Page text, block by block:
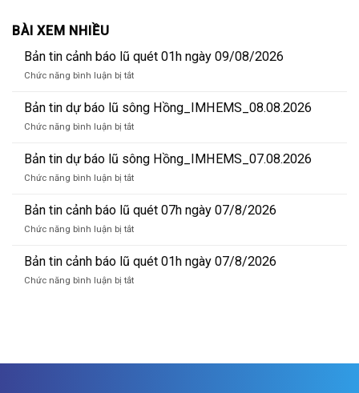
BÀI XEM NHIỀU
Bản tin cảnh báo lũ quét 01h ngày 09/08/2026
Chức năng bình luận bị tắtở
tin
cảnh
báo
quét
01h
09/08/2026
Bản tin dự báo lũ sông Hồng_IMHEMS_08.08.2026
Chức năng bình luận bị tắtở
tin
báo
sông
Hồng_IMHEMS_08.08.2026
Bản tin dự báo lũ sông Hồng_IMHEMS_07.08.2026
Chức năng bình luận bị tắtở
tin
dự
báo
sông
Hồng_IMHEMS_07.08.2026
Bản tin cảnh báo lũ quét 07h ngày 07/8/2026
Chức năng bình luận bị tắtở
tin
cảnh
báo
Bản tin cảnh báo lũ quét 01h ngày 07/8/2026
Chức năng bình luận bị tắtở
quét